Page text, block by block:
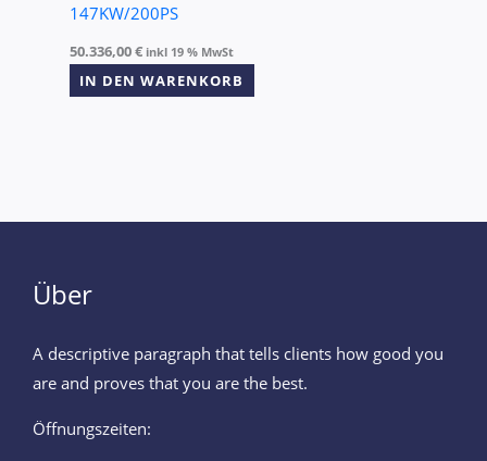
147KW/200PS
50.336,00€ inkl 19 % MwSt
IN DEN WARENKORB
Über
A descriptive paragraph that tells clients how good you
are and proves that you are the best.
Öffnungszeiten: